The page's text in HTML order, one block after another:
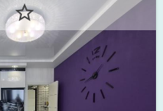
star_border